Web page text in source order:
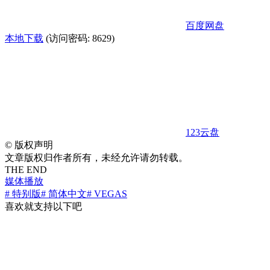
百度网盘
本地下载 (访问密码: 8629)
123云盘
© 版权声明
文章版权归作者所有，未经允许请勿转载。
THE END
媒体播放
# 特别版# 简体中文# VEGAS
喜欢就支持以下吧